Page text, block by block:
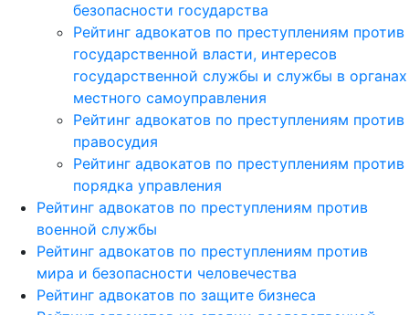
безопасности государства
Рейтинг адвокатов по преступлениям против
государственной власти, интересов
государственной службы и службы в органах
местного самоуправления
Рейтинг адвокатов по преступлениям против
правосудия
Рейтинг адвокатов по преступлениям против
порядка управления
Рейтинг адвокатов по преступлениям против
военной службы
Рейтинг адвокатов по преступлениям против
мира и безопасности человечества
Рейтинг адвокатов по защите бизнеса